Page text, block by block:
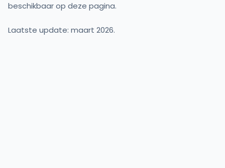
beschikbaar op deze pagina.
Laatste update: maart 2026.